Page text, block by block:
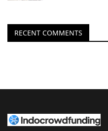
RECENT COMMENTS